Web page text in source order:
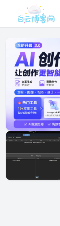
首页
网站源码
软件仓库
主题插件